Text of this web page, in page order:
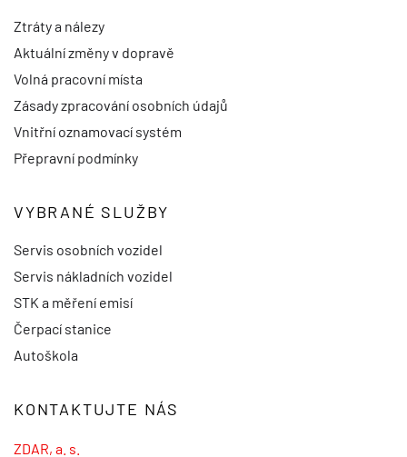
Ztráty a nálezy
Aktuální změny v dopravě
Volná pracovní místa
Zásady zpracování osobních údajů
Vnitřní oznamovací systém
Přepravní podmínky
VYBRANÉ SLUŽBY
Servis osobních vozidel
Servis nákladních vozidel
STK a měření emisí
Čerpací stanice
Autoškola
KONTAKTUJTE NÁS
ZDAR, a. s.